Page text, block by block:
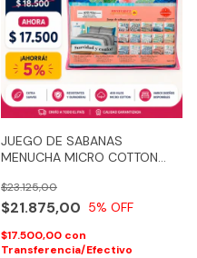
JUEGO DE SABANAS
MENUCHA MICRO COTTON
$21.875,00
$23.125,00
5% OFF
$17.500,00 con
Transferencia/Efectivo